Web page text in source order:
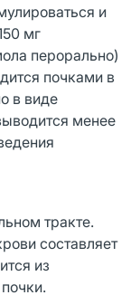
и
мг
перорально)
почками в
в виде
менее
тракте.
составляет
из